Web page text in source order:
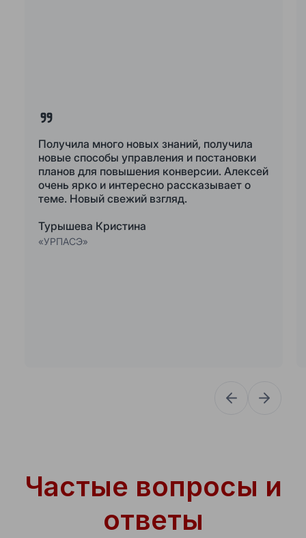
Получила много новых знаний, получила
новые способы управления и постановки
планов для повышения конверсии. Алексей
очень ярко и интересно рассказывает о
теме. Новый свежий взгляд.
Турышева Кристина
«УРПАСЭ»
Частые вопросы и
ответы